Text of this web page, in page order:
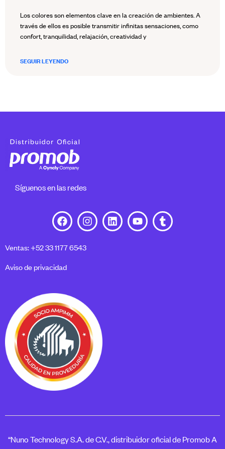
Los colores son elementos clave en la creación de ambientes. A
través de ellos es posible transmitir infinitas sensaciones, como
confort, tranquilidad, relajación, creatividad y
SEGUIR LEYENDO
Síguenos en las redes
Ventas: +52 33 1177 6543
Aviso de privacidad
“Nuno Technology S.A. de C.V., distribuidor oficial de Promob A